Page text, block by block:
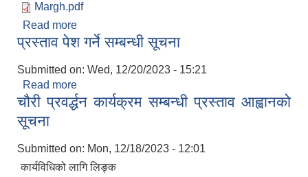
Margh.pdf
Read more
प्रस्ताव पेश गर्ने सम्बन्धी सूचना
Submitted on: Wed, 12/20/2023 - 15:21
Read more
चौरी प्रवर्द्धन कार्यक्रम सम्बन्धी प्रस्ताव आह्वानको
सूचना
Submitted on: Mon, 12/18/2023 - 12:01
कार्यविधिको लागि लिङ्क